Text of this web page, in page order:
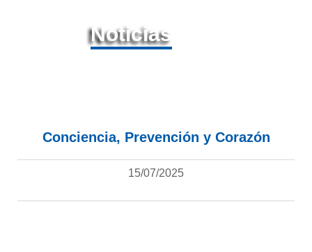
Noticias
Conciencia, Prevención y Corazón
15/07/2025